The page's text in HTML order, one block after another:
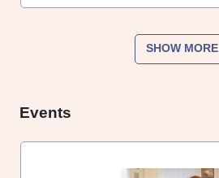
SHOW MORE
Events